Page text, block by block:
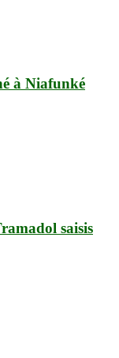
à Niafunké
saisis